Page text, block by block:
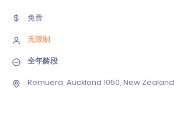
免费
无限制
全年龄段
Remuera, Auckland 1050, New Zealand